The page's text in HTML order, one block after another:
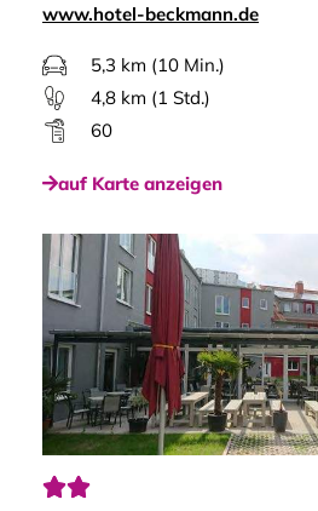
www.hotel-beckmann.de
5,3 km (10 Min.)
4,8 km (1 Std.)
60
auf Karte anzeigen
